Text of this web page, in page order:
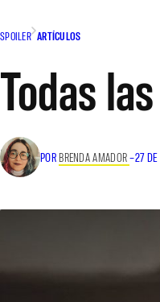
SPOILER ARTÍCULOS
Todas
POR BRENDA AMADOR–27